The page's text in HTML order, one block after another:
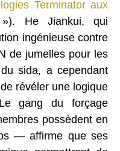
Terminator aux
»). He Jiankui, qui
ingénieuse contre
de jumelles pour les
sida, a cependant
révéler une logique
Le gang du forçage
possèdent en
— affirme que ses